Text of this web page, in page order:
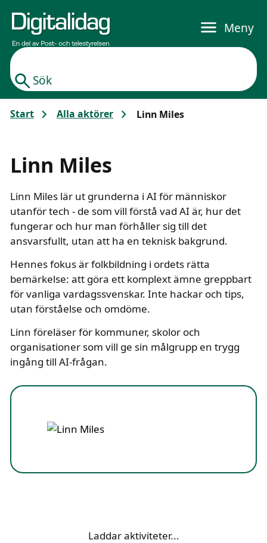
Sök
Meny
Start Alla aktörer Linn Miles
Linn Miles
Linn Miles lär ut grunderna i AI för människor
utanför tech - de som vill förstå vad AI är, hur det
fungerar och hur man förhåller sig till det
ansvarsfullt, utan att ha en teknisk bakgrund.
Hennes fokus är folkbildning i ordets rätta
bemärkelse: att göra ett komplext ämne greppbart
för vanliga vardagssvenskar. Inte hackar och tips,
utan förståelse och omdöme.
Linn föreläser för kommuner, skolor och
organisationer som vill ge sin målgrupp en trygg
ingång till AI-frågan.
Laddar aktiviteter...